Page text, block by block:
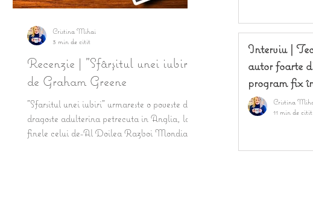
Recenzie | "Sfârşitul unei iubiri"
de Graham Greene
"Sfarsitul unei iubiri" urmareste o poveste de
dragoste adulterina petrecuta in Anglia, la
finele celui de-Al Doilea Razboi Mondial,...
Cristina Mihai
3 min de citit
Interviu |
autor foarte
program fix
Cristina
11 min de citit